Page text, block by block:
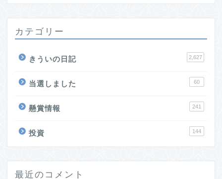
カテゴリー
きういの日記 2,627
当選しました 60
懸賞情報 241
投資 144
最近のコメント